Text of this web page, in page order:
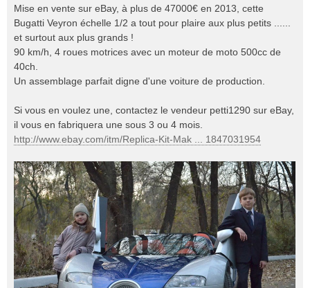
s
s
a
g
e
Mise en vente sur eBay, à plus de 47000€ en 2013, cette
Bugatti Veyron échelle 1/2 a tout pour plaire aux plus petits ......
et surtout aux plus grands !
90 km/h, 4 roues motrices avec un moteur de moto 500cc de
40ch.
Un assemblage parfait digne d'une voiture de production.
Si vous en voulez une, contactez le vendeur petti1290 sur eBay,
il vous en fabriquera une sous 3 ou 4 mois.
http://www.ebay.com/itm/Replica-Kit-Mak ... 1847031954